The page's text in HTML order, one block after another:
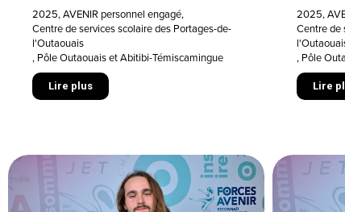
2025,AVENIR personnel engagé,
Centre de services scolaire des Portages-de-
l'Outaouais
, Pôle Outaouais et Abitibi-Témiscamingue
Lire plus
2025,
Centre de
, Pôle
Lire